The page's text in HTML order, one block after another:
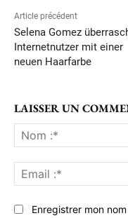
Article précédent
Selena Gomez
Internetnutzer mit einer
neuen Haarfarbe
LAISSER UN
Enregistrer mon